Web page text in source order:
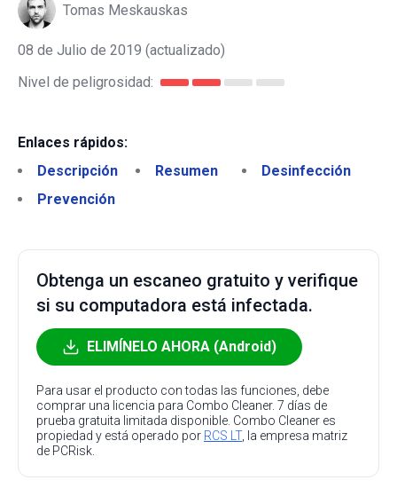
Tomas Meskauskas
08 de Julio de 2019 (actualizado)
Nivel de peligrosidad:
Enlaces rápidos:
Descripción
Resumen
Desinfección
Prevención
Obtenga un escaneo gratuito y verifique
si su computadora está infectada.
ELIMÍNELO AHORA (Android)
Para usar el producto con todas las funciones, debe
comprar una licencia para Combo Cleaner. 7 días de
prueba gratuita limitada disponible. Combo Cleaner es
propiedad y está operado por RCS LT, la empresa matriz
de PCRisk.